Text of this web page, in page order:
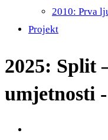
2010: Prva
Projekt
2025: Split
umjetnosti